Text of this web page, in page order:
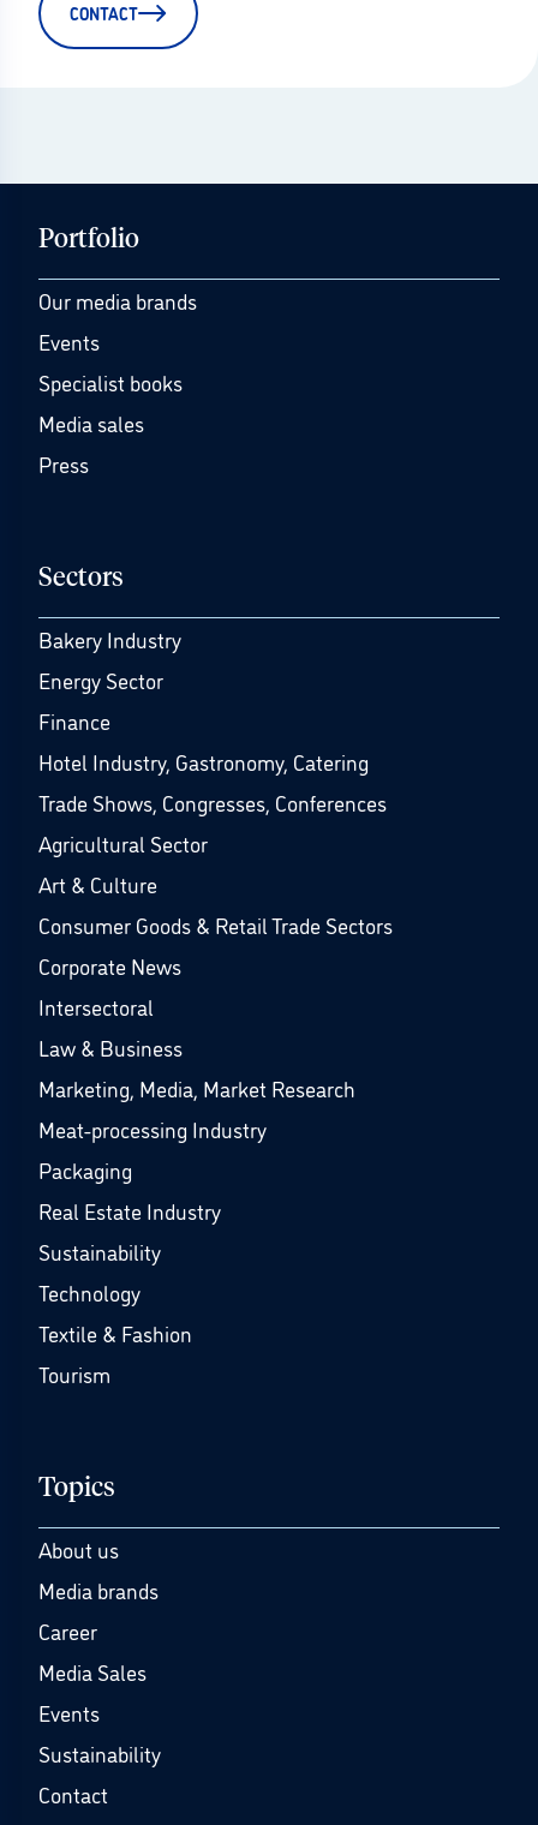
CONTACT
Portfolio
Our media brands
Events
Specialist books
Media sales
Press
Sectors
Bakery Industry
Energy Sector
Finance
Hotel Industry, Gastronomy, Catering
Trade Shows, Congresses, Conferences
Agricultural Sector
Art & Culture
Consumer Goods & Retail Trade Sectors
Corporate News
Intersectoral
Law & Business
Marketing, Media, Market Research
Meat-processing Industry
Packaging
Real Estate Industry
Sustainability
Technology
Textile & Fashion
Tourism
Topics
About us
Media brands
Career
Media Sales
Events
Sustainability
Contact